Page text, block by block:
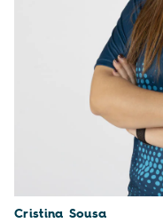
Cristina Sousa